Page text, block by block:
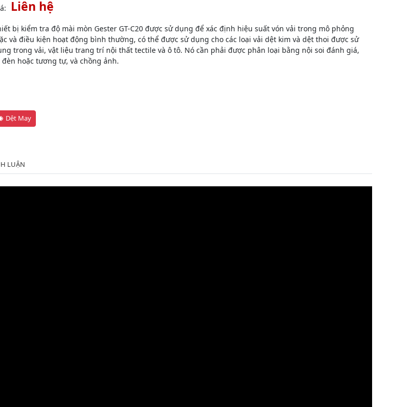
Liên hệ
bị kiểm tra độ mài mòn Gester GT-C20 được sử dụng để xác định hiệu suất vón vải trong mô phỏng
và điều kiện hoạt động bình thường, có thể được sử dụng cho các loại vải dệt kim và dệt thoi được sử
trong vải, vật liệu trang trí nội thất tectile và ô tô. Nó cần phải được phân loại bằng nội soi đánh giá,
hoặc tương tự, và chồng ảnh.
Dệt May
LUẬN